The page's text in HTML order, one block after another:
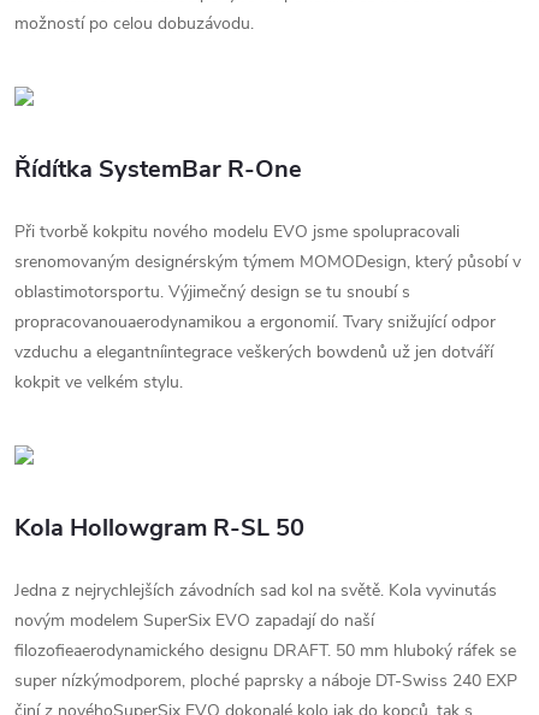
možností po celou dobuzávodu.
Řídítka SystemBar R-One
Při tvorbě kokpitu nového modelu EVO jsme spolupracovali
srenomovaným designérským týmem MOMODesign, který působí v
oblastimotorsportu. Výjimečný design se tu snoubí s
propracovanouaerodynamikou a ergonomií. Tvary snižující odpor
vzduchu a elegantníintegrace veškerých bowdenů už jen dotváří
kokpit ve velkém stylu.
Kola Hollowgram R-SL 50
Jedna z nejrychlejších závodních sad kol na světě. Kola vyvinutás
novým modelem SuperSix EVO zapadají do naší
filozofieaerodynamického designu DRAFT. 50 mm hluboký ráfek se
super nízkýmodporem, ploché paprsky a náboje DT-Swiss 240 EXP